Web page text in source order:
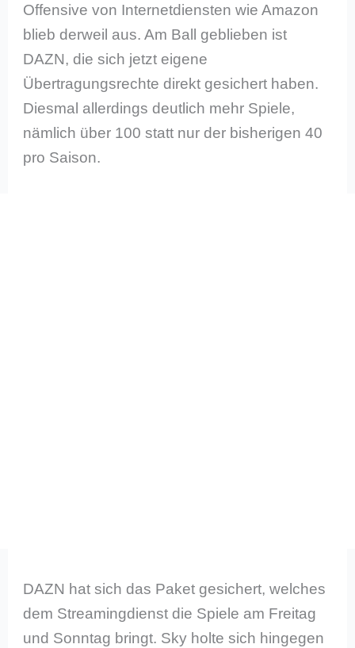
Offensive von Internetdiensten wie Amazon
blieb derweil aus. Am Ball geblieben ist
DAZN, die sich jetzt eigene
Übertragungsrechte direkt gesichert haben.
Diesmal allerdings deutlich mehr Spiele,
nämlich über 100 statt nur der bisherigen 40
pro Saison.
DAZN hat sich das Paket gesichert, welches
dem Streamingdienst die Spiele am Freitag
und Sonntag bringt. Sky holte sich hingegen